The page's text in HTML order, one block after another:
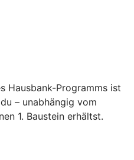
Hausbank-Programms ist
– unabhängig vom
1. Baustein erhältst.